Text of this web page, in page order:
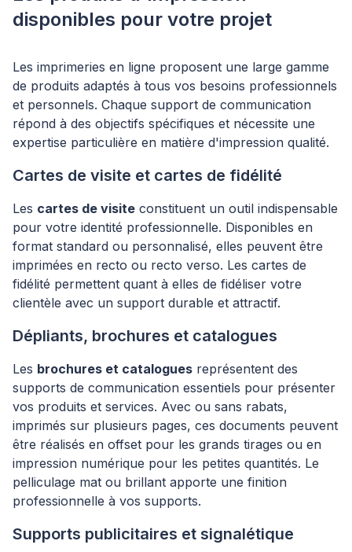
disponibles pour votre projet
Les imprimeries en ligne proposent une large gamme
de produits adaptés à tous vos besoins professionnels
et personnels. Chaque support de communication
répond à des objectifs spécifiques et nécessite une
expertise particulière en matière d'impression qualité.
Cartes de visite et cartes de fidélité
Les cartes de visite constituent un outil indispensable
pour votre identité professionnelle. Disponibles en
format standard ou personnalisé, elles peuvent être
imprimées en recto ou recto verso. Les cartes de
fidélité permettent quant à elles de fidéliser votre
clientèle avec un support durable et attractif.
Dépliants, brochures et catalogues
Les brochures et catalogues représentent des
supports de communication essentiels pour présenter
vos produits et services. Avec ou sans rabats,
imprimés sur plusieurs pages, ces documents peuvent
être réalisés en offset pour les grands tirages ou en
impression numérique pour les petites quantités. Le
pelliculage mat ou brillant apporte une finition
professionnelle à vos supports.
Supports publicitaires et signalétique